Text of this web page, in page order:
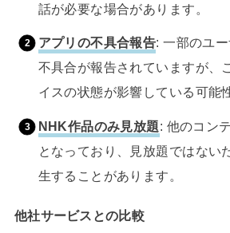
話が必要な場合があります。
アプリの不具合報告: 一部のユ
不具合が報告されていますが、
イスの状態が影響している可能
NHK作品のみ見放題: 他のコン
となっており、見放題ではない
生することがあります。
他社サービスとの比較